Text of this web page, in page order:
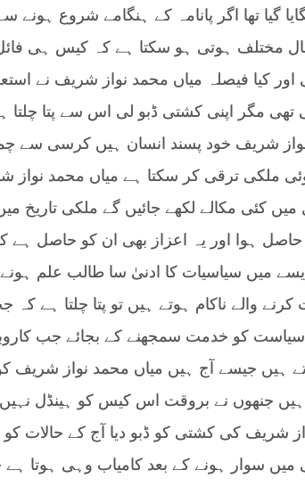
گیا تھا اگر پانامہ کے ہنگامے شروع
مختلف ہوتی ہو سکتا ہے کہ کیس ہی
کیا فیصلہ میاں محمد نواز شریف نے
تھی مگر اپنی کشتی ڈبو لی اس سے پتا چلتا
نواز شریف خود پسند انسان ہیں کرسی سے
ملکی ترقی کر سکتا ہے میاں محمد نواز
کئی مکالے لکھے جائیں گے ملکی تاریخ
حاصل ہوا اور یہ اعزاز بھی ان کو حاصل ہے
میں سیاسیات کا ادنیٰ سا طالب علم
والے ناکام ہوتے ہیں تو پتا چلتا ہے کہ
سیاست کو خدمت سمجھنے کے بجائے جب
ہیں جیسے آج ہیں میاں محمد نواز شریف کو
جنھوں نے بروقت اس کیس کو ہینڈل نہیں
شریف کی کشتی کو ڈبو دیا آج کے حالات
میں سوار ہونے کے بعد کامیاب وہی ہوتا ہے